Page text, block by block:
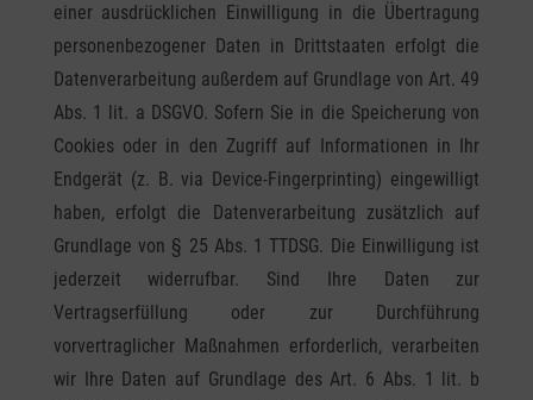
einer ausdrücklichen Einwilligung in die Übertragung
personenbezogener Daten in Drittstaaten erfolgt die
Datenverarbeitung außerdem auf Grundlage von Art. 49
Abs. 1 lit. a DSGVO. Sofern Sie in die Speicherung von
Cookies oder in den Zugriff auf Informationen in Ihr
Endgerät (z. B. via Device-Fingerprinting) eingewilligt
haben, erfolgt die Datenverarbeitung zusätzlich auf
Grundlage von § 25 Abs. 1 TTDSG. Die Einwilligung ist
jederzeit widerrufbar. Sind Ihre Daten zur
Vertragserfüllung oder zur Durchführung
vorvertraglicher Maßnahmen erforderlich, verarbeiten
wir Ihre Daten auf Grundlage des Art. 6 Abs. 1 lit. b